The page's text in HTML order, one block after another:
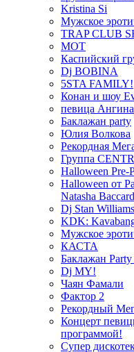
Kristina Si
Мужское
TRAP CLUB
МОТ
Каспийский
Dj BOBINA
5STA FAMILY!
Конан и шоу
певица Ангина
Баклажан party
Юлия Волкова
Рекордная
Группа
Halloween Pre-
Halloween от
Natasha
Dj Stan
KDK:
Мужское
КАСТА
Баклажан Party
Dj MY!
Чаян Фамали
Фактор 2
Рекордный
Концерт
программой!
Супер